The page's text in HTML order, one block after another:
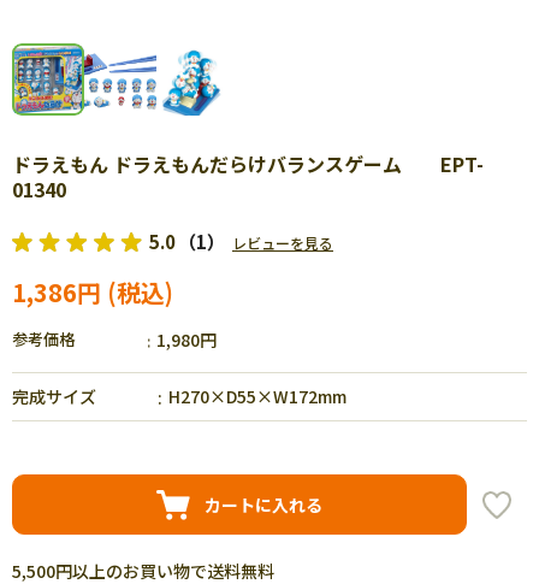
ドラえもん ドラえもんだらけバランスゲーム EPT-
01340
5.0 （1） レビューを見る
1,386円
参考価格 1,980円
完成サイズ H270×D55×W172mm
カートに入れる
5,500円以上のお買い物で送料無料